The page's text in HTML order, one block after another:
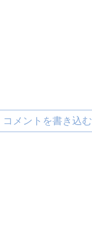
コメントを書き込む